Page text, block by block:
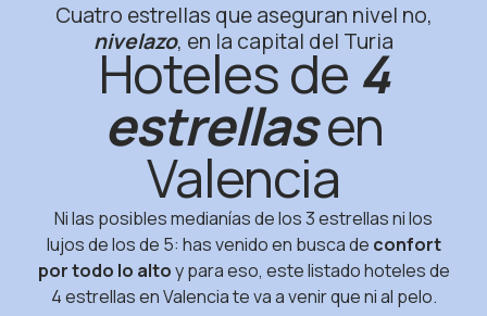
Cuatro estrellas que aseguran nivel no,
nivelazo, en la capital del Turia
Hoteles de 4
estrellasen
Valencia
Ni las posibles medianías de los 3 estrellas ni los
lujos de los de 5: has venido en busca de confort
por todo lo altoy para eso, este listado hoteles de
4 estrellas en Valencia te va a venir que ni al pelo.